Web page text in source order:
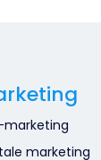
marketing
marketing